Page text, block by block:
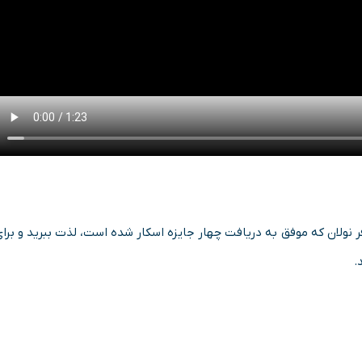
نولان که موفق به دریافت چهار جایزه اسکار شده است، لذت ببرید و